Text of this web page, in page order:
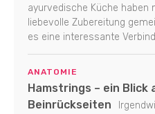
ayurvedische Küche haben
liebevolle Zubereitung
es eine interessante
ANATOMIE
Hamstrings – ein
Beinrückseiten